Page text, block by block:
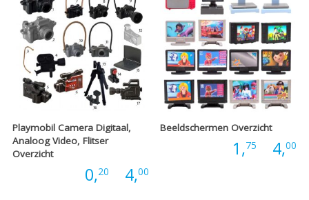
Playmobil Camera Digitaal,
Analoog Video, Flitser
Overzicht
0,20 4,00Prijsklasse:
Beeldschermen Overzicht
1,75 4,00